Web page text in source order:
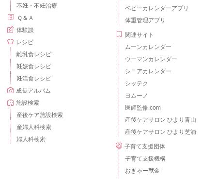
不妊・不妊治療
Ｑ＆Ａ
体験談
レシピ
離乳食レシピ
妊娠食レシピ
妊活食レシピ
成長アルバム
施設検索
産後ケア施設検索
産婦人科検索
婦人科検索
ベビーカレンダーアプリ
体重管理アプリ
関連サイト
ムーンカレンダー
ウーマンカレンダー
シニアカレンダー
シッテク
ヨムーノ
医師監修.com
産後ケアサロン ひより青山
産後ケアサロン ひより芝浦
子育て支援団体
子育て支援機構
おぎゃー献金